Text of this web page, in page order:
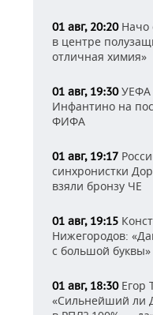
01 авг, 20:20Начо
в центре
отличная химия»
01 авг, 19:30УЕФА
Инфантино на
ФИФА
01 авг, 19:17
синхронистки
взяли бронзу ЧЕ
01 авг, 19:15
Нижегородов:
с большой буквы»
01 авг, 18:30Егор
«Сильнейший ли